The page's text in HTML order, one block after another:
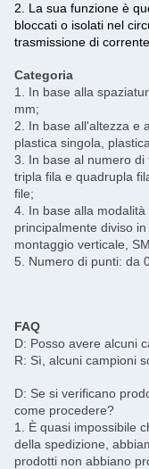
2. La sua funzione è
bloccati o isolati nel
trasmissione di
Categoria
1. In base alla
mm;
2. In base all'altezza e
plastica singola,
3. In base al numero di
tripla fila e quadrupla
file;
4. In base alla
principalmente diviso
montaggio verticale,
5. Numero di punti: da
FAQ
D: Posso avere alcuni
R: Sì, alcuni campioni
D: Se si verificano
come procedere?
1. È quasi impossibile
della spedizione,
prodotti non abbiano